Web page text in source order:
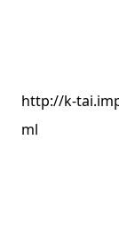
http://k-
ml